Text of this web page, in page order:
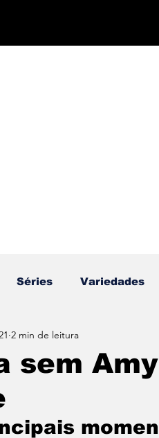
Séries Variedades
sem Amy
2 min de leitura